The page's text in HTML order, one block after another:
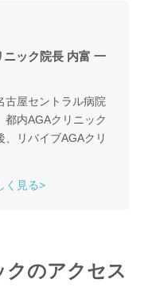
ック院長 内富 一
古屋セントラル病院
都内AGAクリニック
、リバイブAGAクリ
く見る>
クのアクセス